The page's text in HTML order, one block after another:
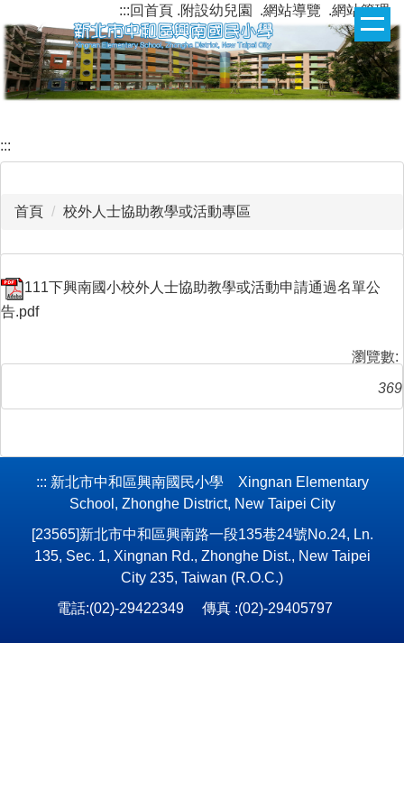
到
主
要
內
區
:::回首頁 .附設幼兒園 .網站導覽 .網站管理
:::
首頁 校外人士協助教學或活動專區
111下興南國小校外人士協助教學或活動申請通過名單公
告.pdf
瀏覽數:
369
::: 新北市中和區興南國民小學 Xingnan Elementary
School, Zhonghe District, New Taipei City
[23565]新北市中和區興南路一段135巷24號No.24, Ln.
135, Sec. 1, Xingnan Rd., Zhonghe Dist., New Taipei
City 235, Taiwan (R.O.C.)
電話:(02)-29422349 傳真 :(02)-29405797